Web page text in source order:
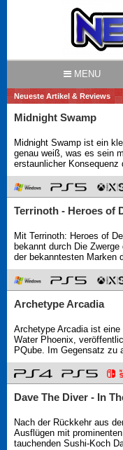
MENU
Neueste Artikel & Reviews
Midnight Swamp
Midnight Swamp ist ein
genau weiß, was es sein
erstaunlicher Konsequenz
Terrinoth - Heroes of
Mit Terrinoth: Heroes of
bekannt durch Die
der bekanntesten Marken
Archetype Arcadia
Archetype Arcadia ist
Water Phoenix,
PQube. Im Gegensatz zu
Dave The Diver - In
Nach der Rückkehr aus
Ausflügen mit
tauchenden Sushi-Koch